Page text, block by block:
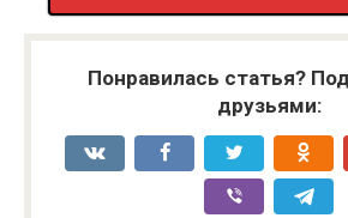
Понравилась статья?
друзьями: